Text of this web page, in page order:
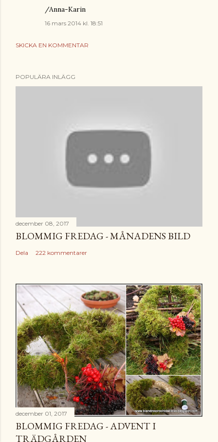
/Anna-Karin
16 mars 2014 kl. 18:51
SKICKA EN KOMMENTAR
POPULÄRA INLÄGG
december 08, 2017
BLOMMIG FREDAG - MÅNADENS BILD
Dela 222 kommentarer
december 01, 2017
BLOMMIG FREDAG - ADVENT I
TRÄDGÅRDEN